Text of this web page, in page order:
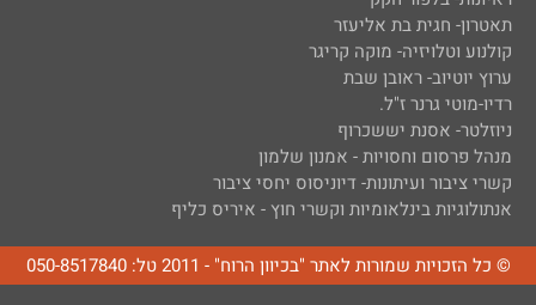
תאטרון- חגית בת אליעזר
קולנוע וטלויזיה- מוקה קריגר
ערוץ יוטיוב- ראובן שבת
רדיו-מוטי גרנר ז"ל.
ניוזלטר- אסנת יששכרוף
מנהל פרסום וחסויות - אמנון שלמון
קשרי ציבור ועיתונות- דיוניסוס יחסי ציבור
אנתולוגיות בינלאומיות וקשרי חוץ - איריס כליף
© כל הזכויות שמורות לאתר "בכיוון הרוח" - 2011 טל: 050-8517840